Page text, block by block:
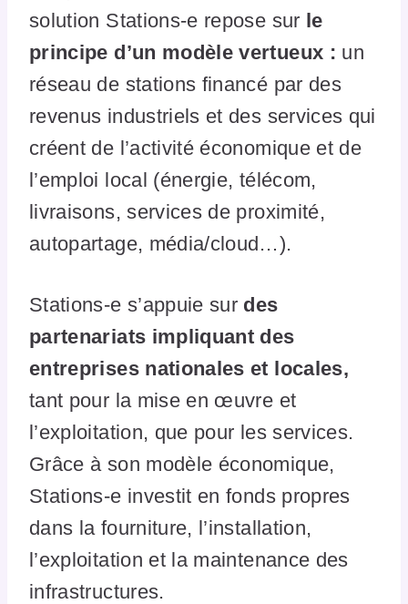
solution Stations-e repose sur le
principe d’un modèle vertueux : un
réseau de stations financé par des
revenus industriels et des services qui
créent de l’activité économique et de
l’emploi local (énergie, télécom,
livraisons, services de proximité,
autopartage, média/cloud…).
Stations-e s’appuie sur des
partenariats impliquant des
entreprises nationales et locales,
tant pour la mise en œuvre et
l’exploitation, que pour les services.
Grâce à son modèle économique,
Stations-e investit en fonds propres
dans la fourniture, l’installation,
l’exploitation et la maintenance des
infrastructures.